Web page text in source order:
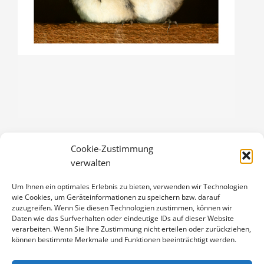
Cookie-Zustimmung
verwalten
Um Ihnen ein optimales Erlebnis zu bieten, verwenden wir Technologien
wie Cookies, um Geräteinformationen zu speichern bzw. darauf
zuzugreifen. Wenn Sie diesen Technologien zustimmen, können wir
Daten wie das Surfverhalten oder eindeutige IDs auf dieser Website
verarbeiten. Wenn Sie Ihre Zustimmung nicht erteilen oder zurückziehen,
können bestimmte Merkmale und Funktionen beeinträchtigt werden.
JUNGE RAUCHSCHWALBEN
Enthält 19% Mwst.
Versand
Klappkarte DIN A6 (105 x 148 mm), mit Originalfoto (ca. 90 x 130
mm) und Umschlag
JUNGE